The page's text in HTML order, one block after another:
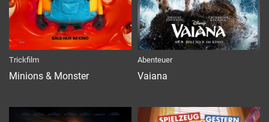
Trickfilm
Minions & Monster
Abenteuer
Vaiana